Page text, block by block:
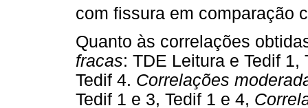
com fissura em comparação
Quanto às correlações
fracas: TDE Leitura e Tedif
Tedif 4. Correlações
Tedif 1 e 3, Tedif 1 e 4,